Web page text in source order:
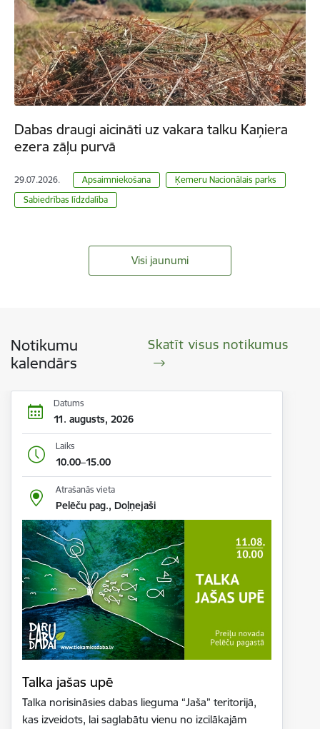
Dabas draugi aicināti uz vakara talku Kaņiera
ezera zāļu purvā
29.07.2026. Apsaimniekošana
Ķemeru Nacionālais parks
Sabiedrības līdzdalība
Visi jaunumi
Notikumu
kalendārs
Skatīt visus notikumus
Datums
11. augusts, 2026
Laiks
10.00–15.00
Atrašanās vieta
Pelēču pag., Doļņejaši
Talka jašas upē
Talka norisināsies dabas lieguma “Jaša” teritorijā,
kas izveidots, lai saglabātu vienu no izcilākajām